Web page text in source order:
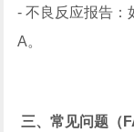
- 不良反应报告：
A。
三、常见问题（